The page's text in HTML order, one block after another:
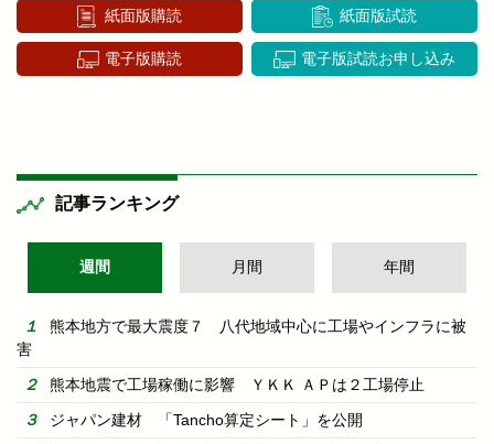
紙面版購読 紙面版試読
電子版購読 電子版試読お申し込み
記事ランキング
週間 月間 年間
熊本地方で最大震度７ 八代地域中心に工場やインフラに被
害
熊本地震で工場稼働に影響 ＹＫＫ ＡＰは２工場停止
ジャパン建材 「Tancho算定シート」を公開